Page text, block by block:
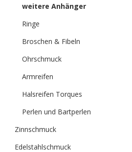
weitere Anhänger
Ringe
Broschen & Fibeln
Ohrschmuck
Armreifen
Halsreifen Torques
Perlen und Bartperlen
Zinnschmuck
Edelstahlschmuck